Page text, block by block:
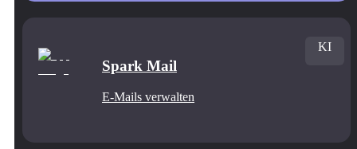
Spark Mail
E-Mails verwalten
KI